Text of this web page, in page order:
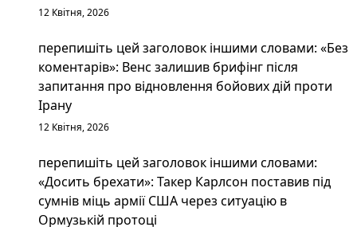
12 Квітня, 2026
перепишіть цей заголовок іншими словами: «Без
коментарів»: Венс залишив брифінг після
запитання про відновлення бойових дій проти
Ірану
12 Квітня, 2026
перепишіть цей заголовок іншими словами:
«Досить брехати»: Такер Карлсон поставив під
сумнів міць армії США через ситуацію в
Ормузькій протоці